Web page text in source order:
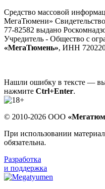
Средство массовой
МегаТюмени»
77-82582 выдано
Учредитель - Общество с
«МегаТюмень», ИНН
Нашли ошибку в тексте —
нажмите Ctrl+Enter.
© 2010-2026 ООО
При использовании
обязательна.
Разработка
и поддержка